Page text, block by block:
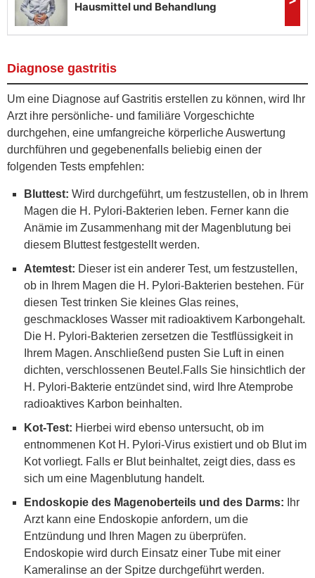
Diagnose gastritis
Um eine Diagnose auf Gastritis erstellen zu können, wird Ihr
Arzt ihre persönliche- und familiäre Vorgeschichte
durchgehen, eine umfangreiche körperliche Auswertung
durchführen und gegebenenfalls beliebig einen der
folgenden Tests empfehlen:
Bluttest: Wird durchgeführt, um festzustellen, ob in Ihrem
Magen die H. Pylori-Bakterien leben. Ferner kann die
Anämie im Zusammenhang mit der Magenblutung bei
diesem Bluttest festgestellt werden.
Atemtest: Dieser ist ein anderer Test, um festzustellen,
ob in Ihrem Magen die H. Pylori-Bakterien bestehen. Für
diesen Test trinken Sie kleines Glas reines,
geschmackloses Wasser mit radioaktivem Karbongehalt.
Die H. Pylori-Bakterien zersetzen die Testflüssigkeit in
Ihrem Magen. Anschließend pusten Sie Luft in einen
dichten, verschlossenen Beutel.Falls Sie hinsichtlich der
H. Pylori-Bakterie entzündet sind, wird Ihre Atemprobe
radioaktives Karbon beinhalten.
Kot-Test: Hierbei wird ebenso untersucht, ob im
entnommenen Kot H. Pylori-Virus existiert und ob Blut im
Kot vorliegt. Falls er Blut beinhaltet, zeigt dies, dass es
sich um eine Magenblutung handelt.
Endoskopie des Magenoberteils und des Darms: Ihr
Arzt kann eine Endoskopie anfordern, um die
Entzündung und Ihren Magen zu überprüfen.
Endoskopie wird durch Einsatz einer Tube mit einer
Kameralinse an der Spitze durchgeführt werden.